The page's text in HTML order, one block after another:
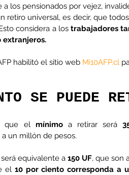
a los pensionados por vejez,
retiro universal, es decir, que
considera a los trabajadores
extranjeros.
habilitó el sitio web Mi10AFP.cl p
SE PUEDE
que el mínimo a retirar será
un millón de pesos.
será equivalente a 150 UF, que son
el 10 por ciento corresponda a